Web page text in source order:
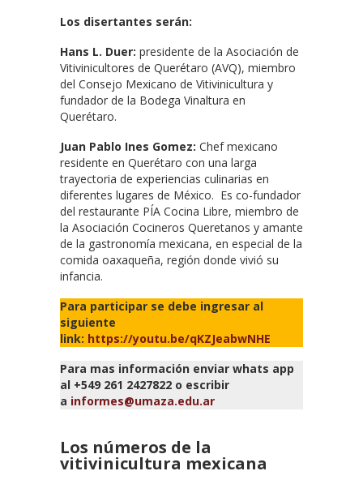
Los disertantes serán:
Hans L. Duer: presidente de la Asociación de
Vitivinicultores de Querétaro (AVQ), miembro
del Consejo Mexicano de Vitivinicultura y
fundador de la Bodega Vinaltura en
Querétaro.
Juan Pablo Ines Gomez: Chef mexicano
residente en Querétaro con una larga
trayectoria de experiencias culinarias en
diferentes lugares de México. Es co-fundador
del restaurante PÍA Cocina Libre, miembro de
la Asociación Cocineros Queretanos y amante
de la gastronomía mexicana, en especial de la
comida oaxaqueña, región donde vivió su
infancia.
Para participar se debe ingresar al
siguiente
link: https://youtu.be/qKZJeabwNHE
Para mas información enviar whats app
al +549 261 2427822 o escribir
a informes@umaza.edu.ar
Los números de la
vitivinicultura mexicana